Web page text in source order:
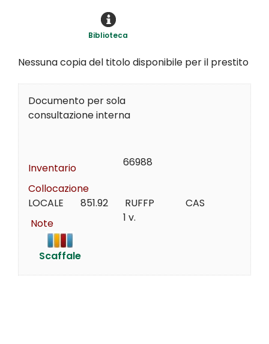
Biblioteca
Nessuna copia del titolo disponibile per il prestito
Documento per sola
consultazione interna
Inventario
66988
Collocazione
LOCALE       851.92       RUFFP             CAS
Note
1 v.
Scaffale